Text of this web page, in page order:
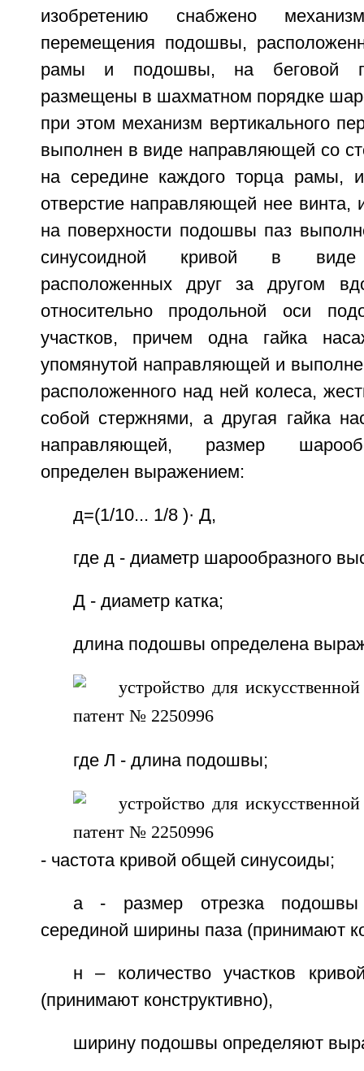
изобретению снабжено
перемещения подошвы,
рамы и подошвы, на беговой
размещены в шахматном порядке
при этом механизм вертикального
выполнен в виде направляющей со
на середине каждого торца рамы,
отверстие направляющей нее винта,
на поверхности подошвы паз
синусоидной кривой в виде
расположенных друг за другом
относительно продольной оси
участков, причем одна гайка
упомянутой направляющей и
расположенного над ней колеса,
собой стержнями, а другая гайка
направляющей, размер
определен выражением:
д=(1/10... 1/8 )· Д,
где д - диаметр шарообразного
Д - диаметр катка;
длина подошвы определена
где Л - длина подошвы;
- частота кривой общей синусоиды;
а - размер отрезка
серединой ширины паза (принимают
н – количество участков
(принимают конструктивно),
ширину подошвы определяют